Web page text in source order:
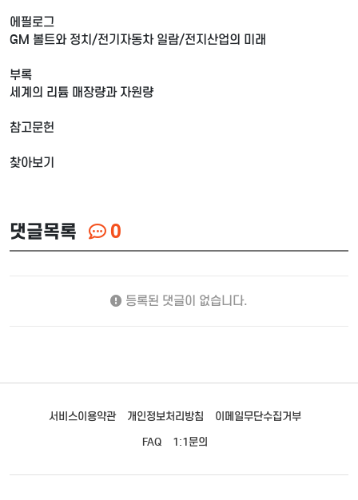
에필로그
GM 볼트와 정치/전기자동차 일람/전지산업의 미래
부록
세계의 리튬 매장량과 자원량
참고문헌
찾아보기
댓글목록 0
등록된 댓글이 없습니다.
서비스이용약관 개인정보처리방침
이메일무단수집거부
FAQ
1:1문의